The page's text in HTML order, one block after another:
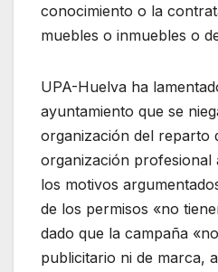
conocimiento o la
muebles o inmuebles o
UPA-Huelva ha
ayuntamiento que se
organización del reparto
organización profesional
los motivos
de los permisos «no
dado que la campaña
publicitario ni de marca,